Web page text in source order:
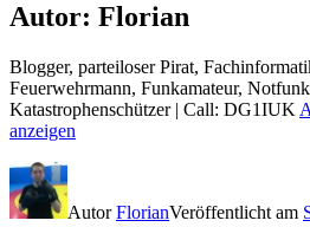
Autor: Florian
Blogger, parteiloser Pirat,
Feuerwehrmann, Funkamateur,
Katastrophenschützer | Call: DG1IUK
anzeigen
AutorFlorianVeröffentlicht am